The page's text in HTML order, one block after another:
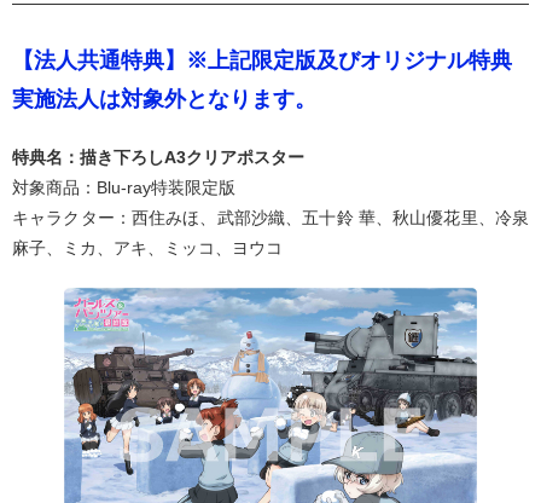
【法人共通特典】※上記限定版及びオリジナル特典
実施法人は対象外となります。
特典名：描き下ろしA3クリアポスター
対象商品：Blu-ray特装限定版
キャラクター：西住みほ、武部沙織、五十鈴 華、秋山優花里、冷泉
麻子、ミカ、アキ、ミッコ、ヨウコ